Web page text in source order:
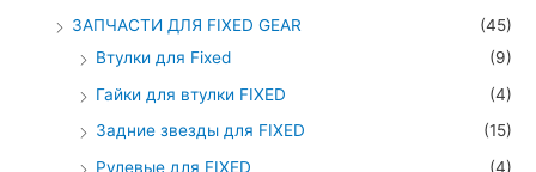
ЗАПЧАСТИ ДЛЯ FIXED GEAR
(45)
Втулки для Fixed
(9)
Гайки для втулки FIXED
(4)
Задние звезды для FIXED
(15)
Рулевые для FIXED
(4)